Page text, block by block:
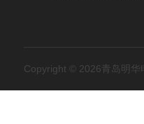
Copyright © 2026青岛明华